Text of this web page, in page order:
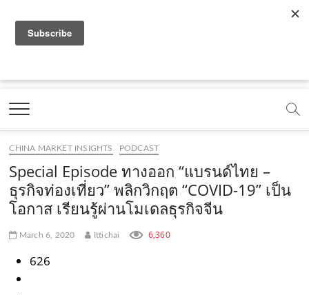
a
e
b
o
o
k
.
c
o
o
t
b
e
.
c
o
m
.
o
e
m
e
t
g
r
a
m
.
t
k
.
c
o
m
Marketing Oops!
DIGITAL | CREATIVE | ADVERTISING | CAMPAIGN |
CHINA MARKET INSIGHTS PODCAST
Special Episode ทางออก “แบรนด์ไทย –
ธุรกิจท่องเที่ยว” พลิกวิกฤต “COVID-19” เป็น
โอกาส เรียนรู้ผ่านโมเดลธุรกิจจีน
March 6, 2020 Ittichai 6,360
626